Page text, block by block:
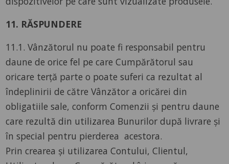
11. RĂSPUNDERE
11.1. Vânzătorul nu poate fi responsabil pentru
daune de orice fel pe care Cumpărătorul sau
oricare terță parte o poate suferi ca rezultat al
îndeplinirii de către Vânzător a oricărei din
obligatiile sale, conform Comenzii și pentru daune
care rezultă din utilizarea Bunurilor după livrare și
în special pentru pierderea acestora.
Prin crearea și utilizarea Contului, Clientul,